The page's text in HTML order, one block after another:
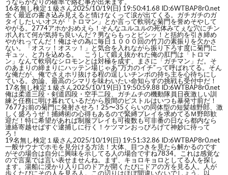
16名無し検定１級さん2025/10/19(日) 19:50:41.68 ID:6WTBAP8r0.net
全く最近の書き込み見えると情けなくって涙が出てくる。ガチガチのガ
タイしたいいオスが「トロマン」とか言って軟弱な菊門を誉めそやして
やがる。2774アホかおめえら！そんなユルユルの死体みてぇな穴にチン
ポ入れて何が気持ち良いんだ？男ならもっとビシッ！と括約を引き締め
やがれってんだ！俺はその為に毎日１０００回の竹刀の素振りを欠かさ
ない。「オスッ！オスッ！」と気合を入れながら振り下ろす度に菊門に
ギュッ、と力を込める。 こうして鍛え抜かれた俺の肛門は「トロマ
ン」なんて軟弱なシロモンとは対極を成す、まさに「ガチマン」だ。そ
のあまりの締まりにハッテン場じゃあ“万力のイチ”って呼ばれてる。そん
な俺だが、俺でさえホリ抜ける程の逞しいチンポの持ち主を心待ちにし
ている。勿論、最高のシマリを味わいたい命知らずの挑戦も受付中だ！
17名無し検定１級さん2025/10/19(日) 19:50:59.88 ID:6WTBAP8r0.net
俺は柔道三段・剣道四段・空手二段、ガチムチの機動隊員日夜激しい訓
練と任務に明け暮れているだから股間のピストルはいつも暴発寸前だ！
7677お前の菊門に発射させろ！25〜35くらいの同体型の短髪雄野郎、激
しく盛ろうぜ！捕縛術の心得もあるので緊縛プレイを求めてるＭ野郎歓
迎だ！特に希望があれば制服プレイも可複数も可非番の日なら都内なら
連絡寄越せばすぐ逮捕しに行く！ケツマンおっぴろげて神妙に待って
ろ！
19名無し検定１級さん2025/10/19(日) 19:51:32.86 ID:6WTBAP8r0.net
一般サウナでホモを見分ける方法！大体、目つきを見たら解かるのです
がその場合は自分に興味を示してる人の場合ですね7834。これは感覚な
ので言葉では言い表せませんね。まず、キョロキョロとしてる人を探し
ます。湯船に浸かり入り口のドアが開くたびにドアの方を見る人。人が
歩くたびにその人を見る人。この辺りはほぼ間違いないでしょう。以